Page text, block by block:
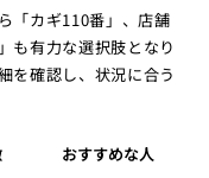
「カギ110番」、店舗
も有力な選択肢となり
を確認し、状況に合う
おすすめな人